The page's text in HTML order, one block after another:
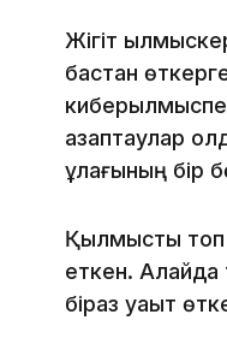
Жігіт
бастан
азаптаулар
құлағының бір
Қылмыстық
еткен. Алайда
біраз уақыт